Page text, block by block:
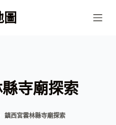
寺廟探索
鎮西宮雲林縣寺廟探索